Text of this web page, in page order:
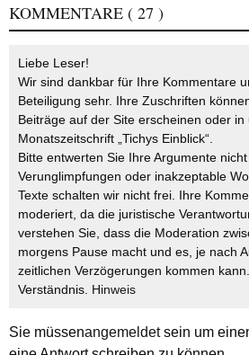
KOMMENTARE ( 27 )
Liebe Leser!
Wir sind dankbar für Ihre Kommentare
Beteiligung sehr. Ihre Zuschriften
Beiträge auf der Site erscheinen oder in
Monatszeitschrift „Tichys Einblick“.
Bitte entwerten Sie Ihre Argumente
Verunglimpfungen oder inakzeptable
Texte schalten wir nicht frei. Ihre
moderiert, da die juristische
verstehen Sie, dass die Moderation
morgens Pause macht und es, je nach
zeitlichen Verzögerungen kommen
Verständnis. Hinweis
Sie müssenangemeldetsein um